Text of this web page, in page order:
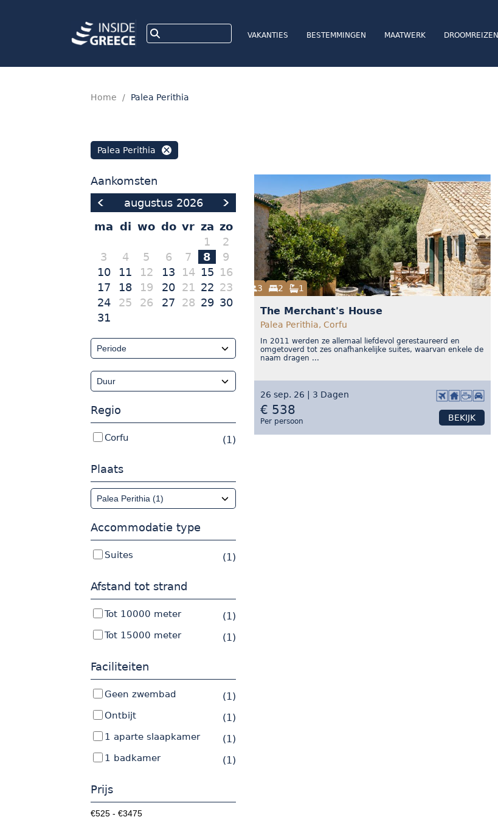
VAKANTIES BESTEMMINGEN MAATWERK DROOMREIZEN
Home / Palea Perithia
Palea Perithia
Aankomsten
augustus 2026
ma di wo do vr za zo
1
2
3
4 5 6 7 8
9
10
11 12 13 14 15 16
17
18 19 20 21 22 23
24
25 26 27 28 29 30
31
Prijs
Faciliteiten
Geen zwembad (1)
Ontbijt (1)
1 aparte slaapkamer (1)
1 badkamer (1)
Afstand tot strand
Tot 10000 meter (1)
Tot 15000 meter (1)
Accommodatie type
Suites (1)
Regio
Corfu (1)
Plaats
3 2 1
The Merchant's House
Palea Perithia, Corfu
In 2011 werden ze allemaal liefdevol gerestaureerd en
omgetoverd tot zes onafhankelijke suites, waarvan enkele de
naam dragen ...
26 sep. 26 | 3 Dagen
€ 538
Per persoon BEKIJK